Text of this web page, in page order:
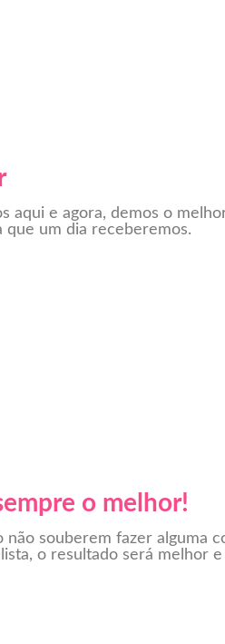
aqui e agora, demos o
que um dia receberemos.
o melhor!
não souberem fazer alguma
o resultado será melhor